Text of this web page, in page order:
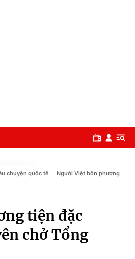
chuyện quốc tế Người Việt bốn phương
tiện đặc
chở Tổng